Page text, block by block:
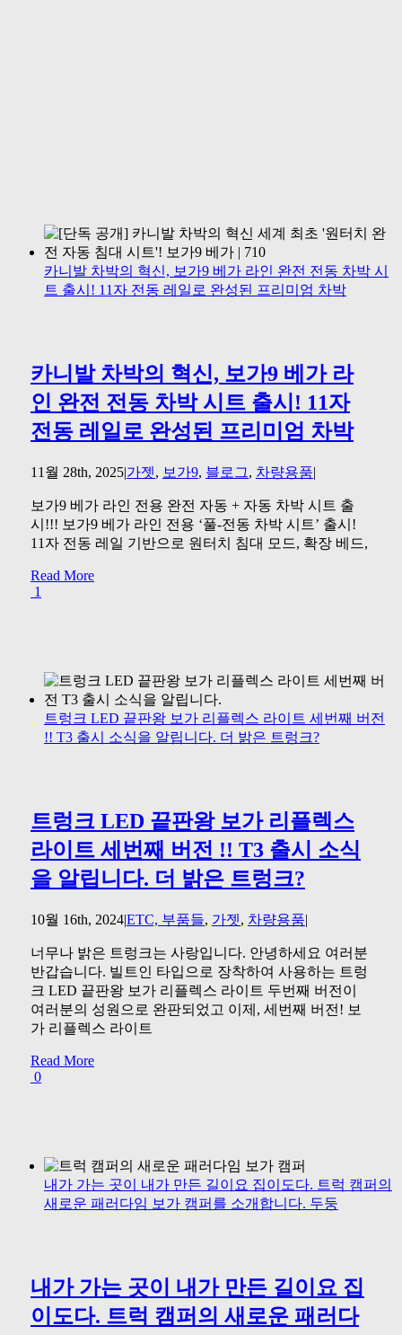
카니발 차박의 혁신, 보가9 베가 라인 완전 전동 차박 시
트 출시! 11자 전동 레일로 완성된 프리미엄 차박
카니발 차박의 혁신, 보가9 베가 라
인 완전 전동 차박 시트 출시! 11자
전동 레일로 완성된 프리미엄 차박
11월 28th, 2025|가젯, 보가9, 블로그, 차량용품|
보가9 베가 라인 전용 완전 자동 + 자동 차박 시트 출
시!!! 보가9 베가 라인 전용 ‘풀-전동 차박 시트’ 출시!
11자 전동 레일 기반으로 원터치 침대 모드, 확장 베드,
Read More
1
트렁크 LED 끝판왕 보가 리플렉스 라이트 세번째 버전
!! T3 출시 소식을 알립니다. 더 밝은 트렁크?
트렁크 LED 끝판왕 보가 리플렉스
라이트 세번째 버전 !! T3 출시 소식
을 알립니다. 더 밝은 트렁크?
10월 16th, 2024|ETC, 부품들, 가젯, 차량용품|
너무나 밝은 트렁크는 사랑입니다. 안녕하세요 여러분
반갑습니다. 빌트인 타입으로 장착하여 사용하는 트렁
크 LED 끝판왕 보가 리플렉스 라이트 두번째 버전이
여러분의 성원으로 완판되었고 이제, 세번째 버전! 보
가 리플렉스 라이트
Read More
0
내가 가는 곳이 내가 만든 길이요 집이도다. 트럭 캠퍼의
새로운 패러다임 보가 캠퍼를 소개합니다. 두둥
내가 가는 곳이 내가 만든 길이요 집
이도다. 트럭 캠퍼의 새로운 패러다